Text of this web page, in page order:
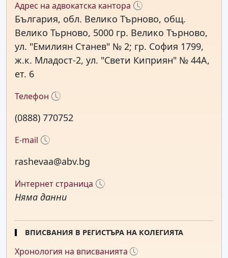
Адрес на адвокатска кантора
България, обл. Велико Търново, общ.
Велико Тьрново, 5000 гр. Велико Търново,
ул. "Емилиян Станев" № 2; гр. София 1799,
ж.к. Младост-2, ул. "Свети Киприян" № 44А,
ет. 6
Телефон
(0888) 770752
E-mail
rashevaa@abv.bg
Интернет страница
Няма данни
ВПИСВАНИЯ В РЕГИСТЪРА НА КОЛЕГИЯТА
Хронология на вписванията